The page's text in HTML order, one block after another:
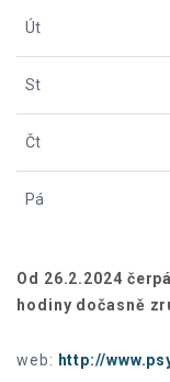
Út
St
Čt
Pá
Od 26.2.2024
hodiny dočasně
web: http://